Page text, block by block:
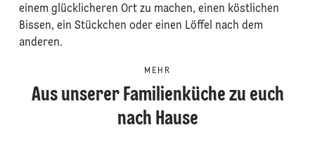
einem glücklicheren Ort zu machen, einen köstlichen
Bissen, ein Stückchen oder einen Löffel nach dem
anderen.
MEHR
Aus unserer Familienküche zu euch
nach Hause